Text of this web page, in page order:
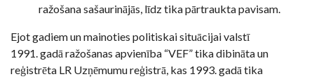
ražošana sašaurinājās, līdz tika pārtraukta pavisam.
Ejot gadiem un mainoties politiskai situācijai valstī
1991. gadā ražošanas apvienība “VEF” tika dibināta un
reģistrēta LR Uzņēmumu reģistrā, kas 1993. gadā tika